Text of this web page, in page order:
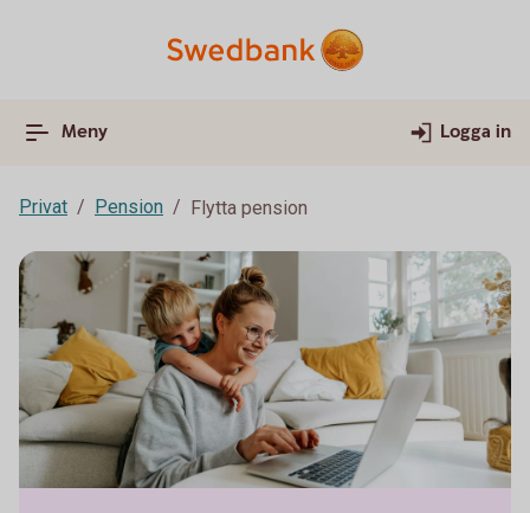
Meny Logga in
Privat Pension Flytta pension